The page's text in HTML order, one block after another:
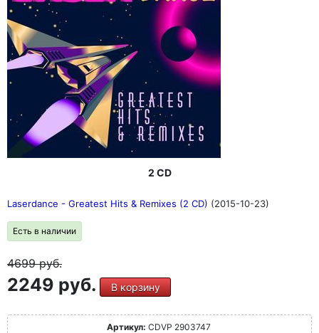
2 CD
Laserdance - Greatest Hits & Remixes (2 CD) (2015-10-23)
Есть в наличии
4699руб.
2249 руб. В корзину
Артикул: CDVP 2903747